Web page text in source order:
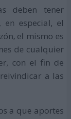
deben tener
en especial, el
el mismo es
de cualquier
con el fin de
a las
a que aportes